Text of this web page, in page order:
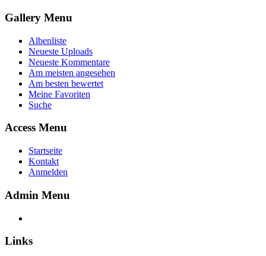
Gallery Menu
Albenliste
Neueste Uploads
Neueste Kommentare
Am meisten angesehen
Am besten bewertet
Meine Favoriten
Suche
Access Menu
Startseite
Kontakt
Anmelden
Admin Menu
Links